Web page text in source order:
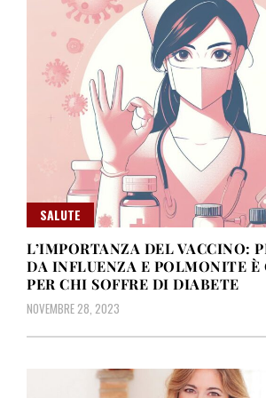
SALUTE
L’IMPORTANZA DEL VACCINO:
DA INFLUENZA E POLMONITE È
PER CHI SOFFRE DI DIABETE
NOVEMBRE 28, 2023